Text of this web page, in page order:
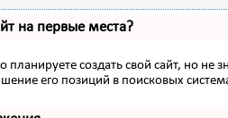
на первые места?
планируете создать свой сайт, но
его позиций в поисковых